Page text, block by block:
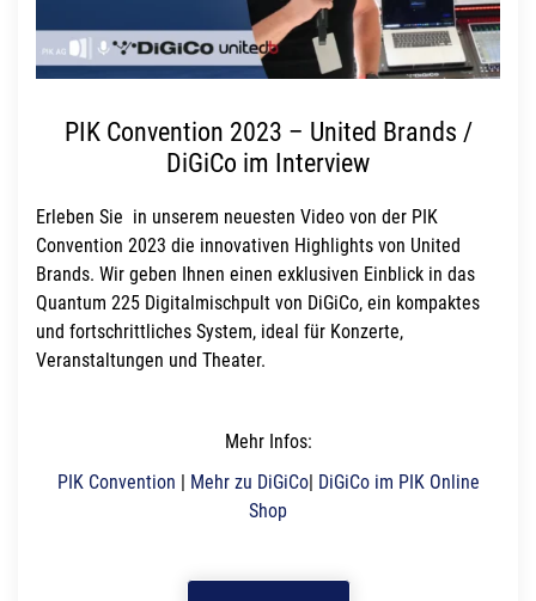
PIK Convention 2023 – United Brands /
DiGiCo im Interview
Erleben Sie in unserem neuesten Video von der PIK
Convention 2023 die innovativen Highlights von United
Brands. Wir geben Ihnen einen exklusiven Einblick in das
Quantum 225 Digitalmischpult von DiGiCo, ein kompaktes
und fortschrittliches System, ideal für Konzerte,
Veranstaltungen und Theater.
Mehr Infos:
PIK Convention | Mehr zu DiGiCo| DiGiCo im PIK Online
Shop